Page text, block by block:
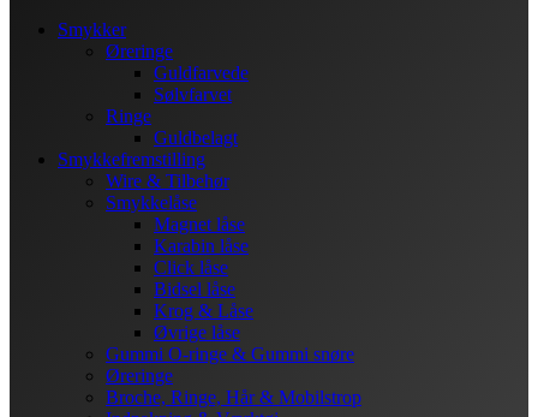
Smykker
Øreringe
Guldfarvede
Sølvfarvet
Ringe
Guldbelagt
Smykkefremstilling
Wire & Tilbehør
Smykkelåse
Magnet låse
Karabin låse
Click låse
Bidsel låse
Krog & Låse
Øvrige låse
Gummi O-ringe & Gummi snøre
Øreringe
Broche, Ringe, Hår & Mobilstrop